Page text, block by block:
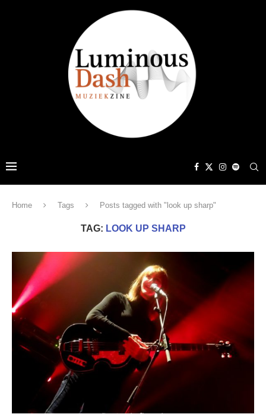
Home Tags Posts tagged with "look up sharp"
TAG: LOOK UP SHARP